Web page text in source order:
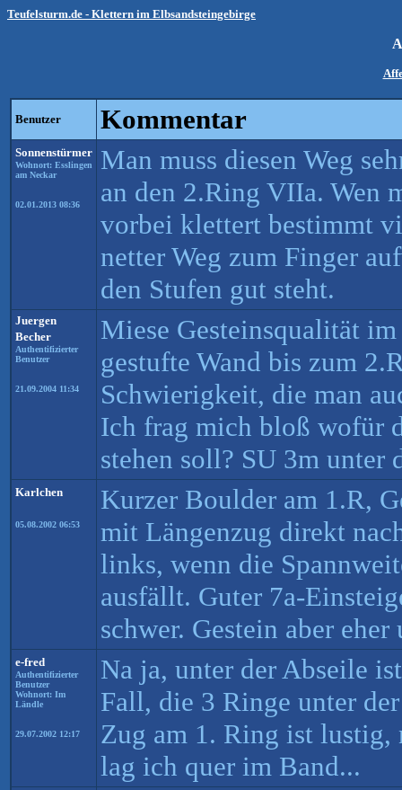
Teufelsturm.de - Klettern im Elbsandsteingebirge
Benutzer Kommentar
Sonnenstürmer
Wohnort: Esslingen
am Neckar
02.01.2013 08:36
Man muss diesen Weg
an den 2.Ring VIIa. Wen
vorbei klettert bestimmt
netter Weg zum Finger
den Stufen gut steht.
Juergen
Becher
Authentifizierter
Benutzer
21.09.2004 11:34
Miese Gesteinsqualität
gestufte Wand bis zum
Schwierigkeit, die man
Ich frag mich bloß wofür
stehen soll? SU 3m unter
Karlchen
05.08.2002 06:53
Kurzer Boulder am 1.R,
mit Längenzug direkt
links, wenn die
ausfällt. Guter 7a-
schwer. Gestein aber
e-fred
Authentifizierter
Benutzer
Wohnort: Im
Ländle
29.07.2002 12:17
Na ja, unter der Abseile
Fall, die 3 Ringe unter
Zug am 1. Ring ist lustig,
lag ich quer im Band...